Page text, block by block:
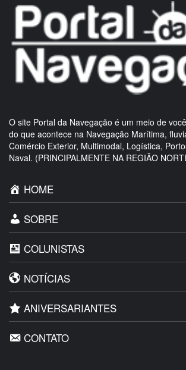
O site Portal da Navegação é um meio de
do que acontece na Navegação Marítima,
Comércio Exterior, Multimodal, Logística,
Naval. (PRINCIPALMENTE NA REGIÃO
HOME
SOBRE
COLUNISTAS
NOTÍCIAS
ANIVERSARIANTES
CONTATO